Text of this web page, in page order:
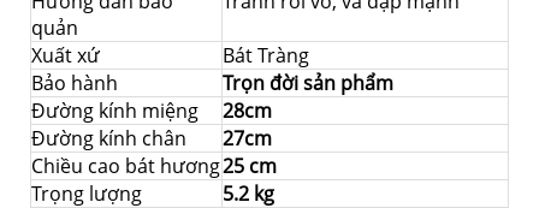
quản
Xuất xứ
Bát Tràng
Bảo hành
Trọn đời sản phẩm
Đường kính miệng
28cm
Đường kính chân
27cm
Chiều cao bát hương25 cm
Trọng lượng
5.2 kg